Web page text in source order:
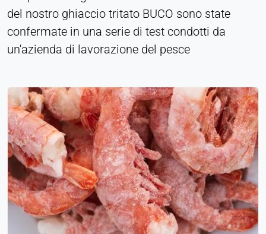
del nostro ghiaccio tritato BUCO sono state
confermate in una serie di test condotti da
un'azienda di lavorazione del pesce